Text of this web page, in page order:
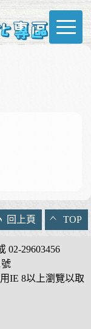
回上頁 TOP
02-29603456
IE 8以上瀏覽以取